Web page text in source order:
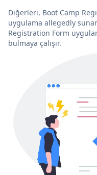
Diğerleri, Boot Camp
uygulama allegedly
Registration Form
bulmaya çalışır.